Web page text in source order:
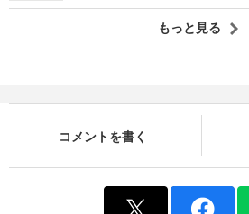
もっと見る
コメントを書く